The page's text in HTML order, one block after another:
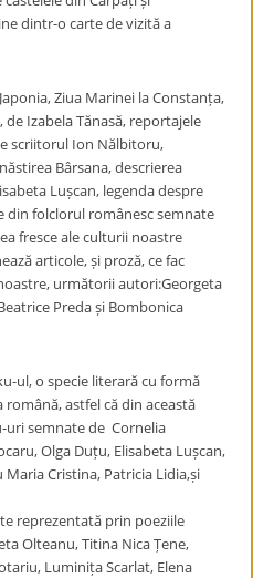
dintr-o carte de vizită a
Ziua Marinei la Constanța,
Izabela Tănasă, reportajele
scriitorul Ion Nălbitoru,
Bârsana, descrierea
Lușcan, legenda despre
din folclorul românesc semnate
fresce ale culturii noastre
articole, și proză, ce fac
următorii autori:Georgeta
Preda și Bombonica
ul, o specie literară cu formă
astfel că din această
uri semnate de Cornelia
Olga Duțu, Elisabeta Lușcan,
Cristina, Patricia Lidia,și
reprezentată prin poeziile
Olteanu, Titina Nica Țene,
Luminița Scarlat, Elena